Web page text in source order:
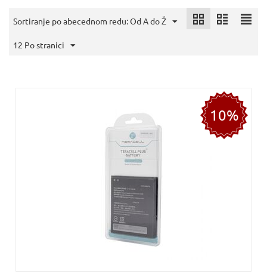
Sortiranje po abecednom redu: Od A do Ž
12 Po stranici
10%